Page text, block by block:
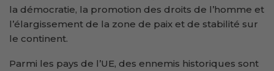
la démocratie, la promotion des droits de l’homme et
l’élargissement de la zone de paix et de stabilité sur
le continent.
Parmi les pays de l’UE, des ennemis historiques sont